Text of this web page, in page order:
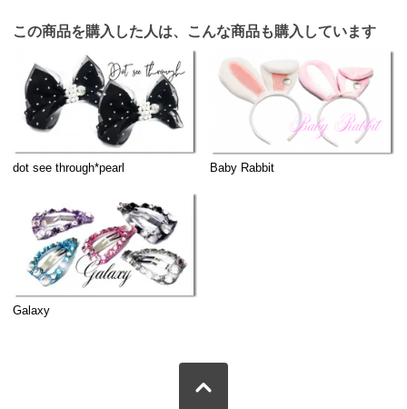
この商品を購入した人は、こんな商品も購入しています
dot see through*pearl Baby Rabbit
Galaxy